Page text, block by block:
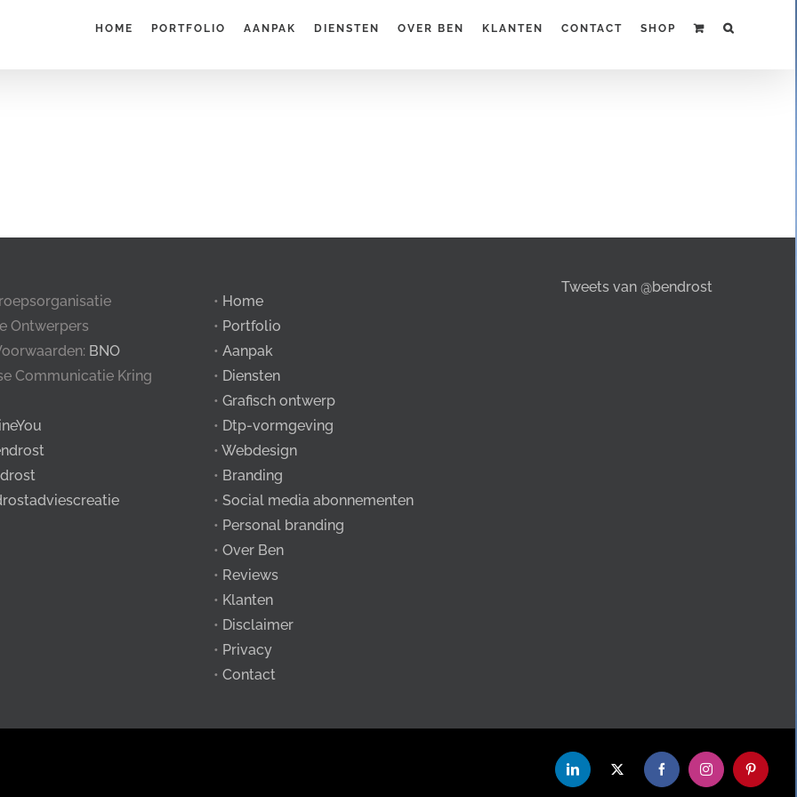
HOME PORTFOLIO AANPAK DIENSTEN OVER BEN KLANTEN CONTACT SHOP
Ontwerpers
BNO
Communicatie Kring
• Home
• Portfolio
• Aanpak
• Diensten
• Grafisch ontwerp
• Dtp-vormgeving
• Webdesign
• Branding
• Social media abonnementen
• Personal branding
• Over Ben
• Reviews
• Klanten
• Disclaimer
• Privacy
• Contact
Tweets van @bendrost
LinkedInX FacebookInstagramPinterest